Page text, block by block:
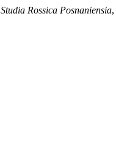
Studia Rossica Posnaniensia,